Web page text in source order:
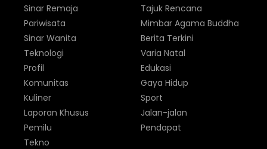
Sinar Remaja
Pariwisata
Sinar Wanita
Tajuk Rencana
Mimbar Agama Buddha
Berita Terkini
Teknologi
Profil
Komunitas
Kuliner
Laporan Khusus
Pemilu
Varia Natal
Edukasi
Gaya Hidup
Sport
Jalan-jalan
Pendapat
Tekno